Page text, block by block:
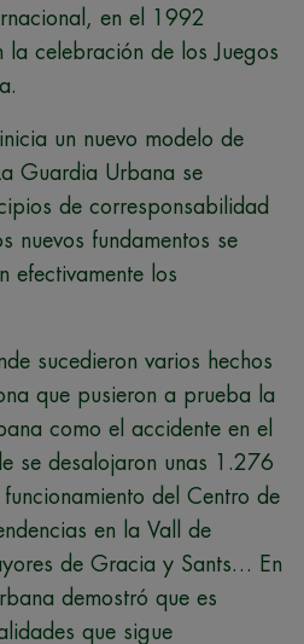
en el 1992
la celebración de los Juegos
un nuevo modelo de
Guardia Urbana se
de corresponsabilidad
nuevos fundamentos se
efectivamente los
sucedieron varios hechos
que pusieron a prueba la
como el accidente en el
se desalojaron unas 1.276
del Centro de
en la Vall de
de Gracia y Sants… En
demostró que es
que sigue